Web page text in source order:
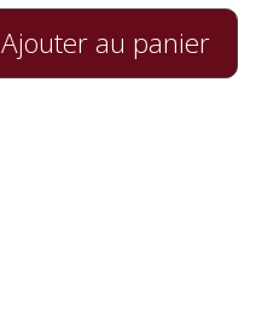
Ajouter au panier